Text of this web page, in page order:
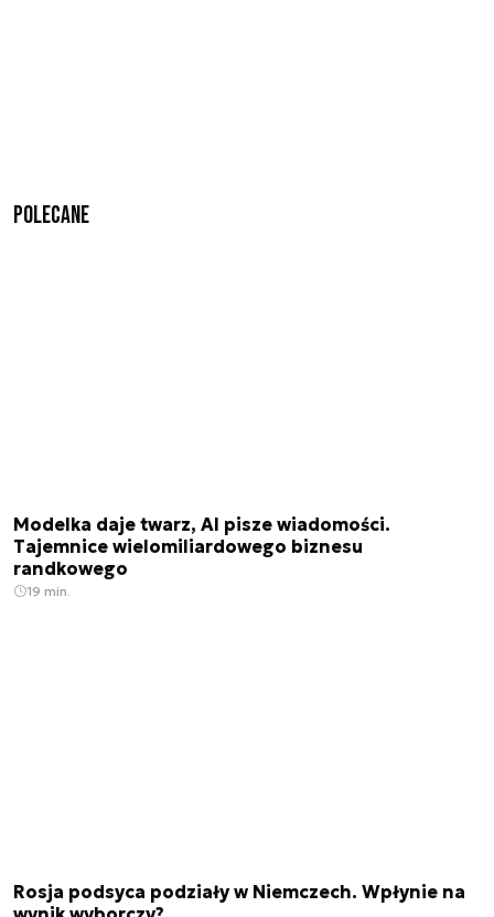
Polecane
Modelka daje twarz, AI pisze wiadomości.
Tajemnice wielomiliardowego biznesu
randkowego
19 min.
Rosja podsyca podziały w Niemczech. Wpłynie na